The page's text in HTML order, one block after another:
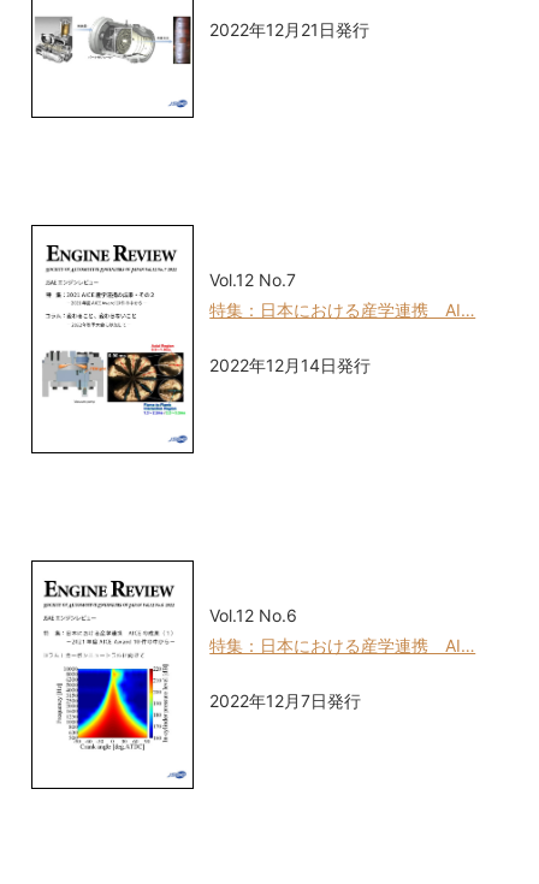
2022年12月21日発行
Vol.12 No.7
特集：日本における産学連携 AI…
2022年12月14日発行
Vol.12 No.6
特集：日本における産学連携 AI…
2022年12月7日発行